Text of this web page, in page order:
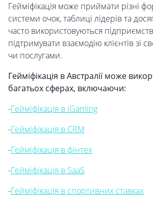
Гейміфікація може приймати різні
системи очок, таблиці лідерів та
часто використовуються
підтримувати взаємодію клієнтів зі
чи послугами.
Гейміфікація в Австралії може
багатьох сферах, включаючи:
-Гейміфікація в iGaming
-Гейміфікація в CRM
-Гейміфікація в фінтех
-Гейміфікація в SaaS
-Гейміфікація в спортивних ставках